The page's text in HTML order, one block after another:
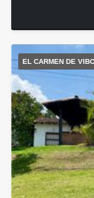
EL CARMEN DE